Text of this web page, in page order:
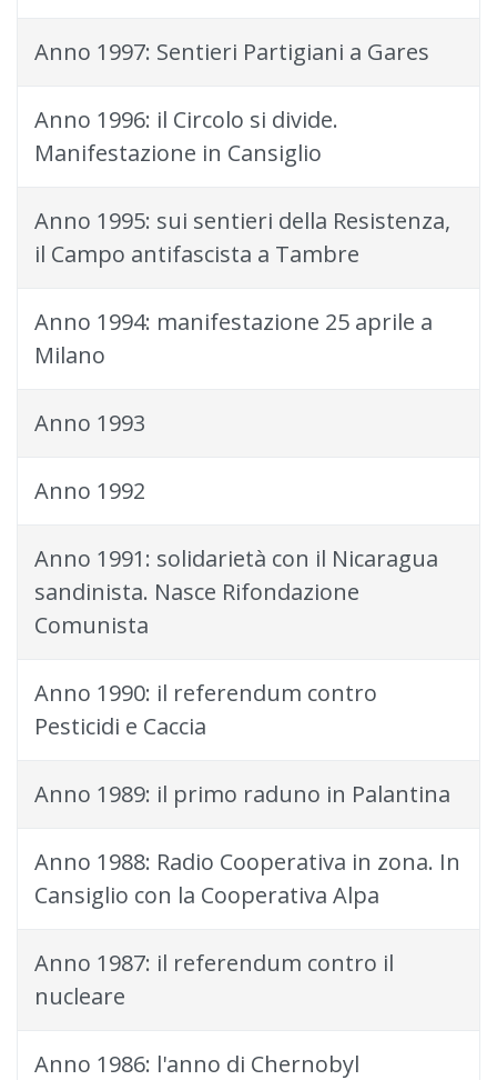
Anno 1997: Sentieri Partigiani a Gares
Anno 1996: il Circolo si divide.
Manifestazione in Cansiglio
Anno 1995: sui sentieri della Resistenza,
il Campo antifascista a Tambre
Anno 1994: manifestazione 25 aprile a
Milano
Anno 1993
Anno 1992
Anno 1991: solidarietà con il Nicaragua
sandinista. Nasce Rifondazione
Comunista
Anno 1990: il referendum contro
Pesticidi e Caccia
Anno 1989: il primo raduno in Palantina
Anno 1988: Radio Cooperativa in zona. In
Cansiglio con la Cooperativa Alpa
Anno 1987: il referendum contro il
nucleare
Anno 1986: l'anno di Chernobyl